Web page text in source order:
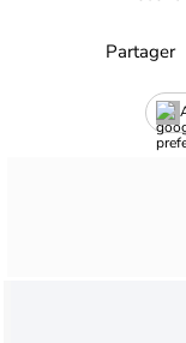
Partager